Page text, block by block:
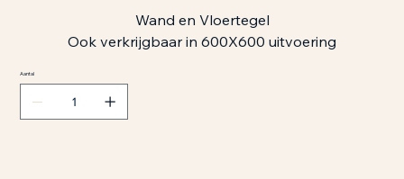
Wand en Vloertegel
Ook verkrijgbaar in 600X600 uitvoering
Aantal